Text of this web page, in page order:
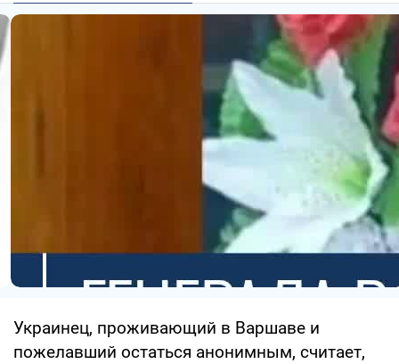
Украинец, проживающий в Варшаве и
пожелавший остаться анонимным, считает,